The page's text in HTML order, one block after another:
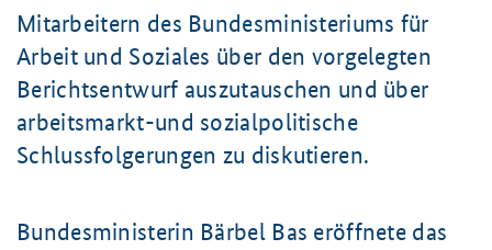
Mitarbeitern des Bundesministeriums für
Arbeit und Soziales über den vorgelegten
Berichtsentwurf auszutauschen und über
arbeitsmarkt-und sozialpolitische
Schlussfolgerungen zu diskutieren.
Bundesministerin Bärbel Bas eröffnete das